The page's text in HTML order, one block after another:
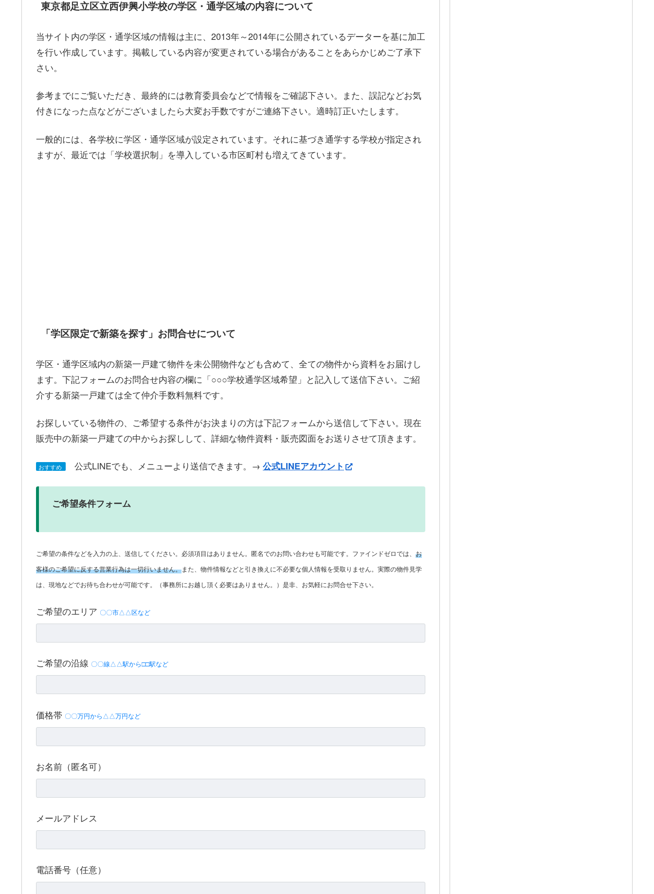
東京都足立区立西伊興小学校の学区・通学区域の内容について
当サイト内の学区・通学区域の情報は主に、2013年～2014年に公開されているデーターを基に加工
を行い作成しています。掲載している内容が変更されている場合があることをあらかじめご了承下
さい。
参考までにご覧いただき、最終的には教育委員会などで情報をご確認下さい。また、誤記などお気
付きになった点などがございましたら大変お手数ですがご連絡下さい。適時訂正いたします。
一般的には、各学校に学区・通学区域が設定されています。それに基づき通学する学校が指定され
ますが、最近では「学校選択制」を導入している市区町村も増えてきています。
「学区限定で新築を探す」お問合せについて
学区・通学区域内の新築一戸建て物件を未公開物件なども含めて、全ての物件から資料をお届けし
ます。下記フォームのお問合せ内容の欄に「○○○学校通学区域希望」と記入して送信下さい。ご紹
介する新築一戸建ては全て仲介手数料無料です。
お探しいている物件の、ご希望する条件がお決まりの方は下記フォームから送信して下さい。現在
販売中の新築一戸建ての中からお探しして、詳細な物件資料・販売図面をお送りさせて頂きます。
おすすめ 公式LINEでも、メニューより送信できます。→ 公式LINEアカウント
ご希望条件フォーム
ご希望の条件などを入力の上、送信してください。必須項目はありません。匿名でのお問い合わせも可能です。ファインドゼロでは、 お
客様のご希望に反する営業行為は一切行いません。また、物件情報などと引き換えに不必要な個人情報を受取りません。実際の物件見学
は、現地などでお待ち合わせが可能です。（事務所にお越し頂く必要はありません。）是非、お気軽にお問合せ下さい。
ご希望のエリア 〇〇市△△区など
ご希望の沿線 〇〇線△△駅から□□駅など
価格帯 〇〇万円から△△万円など
お名前（匿名可）
メールアドレス
電話番号（任意）